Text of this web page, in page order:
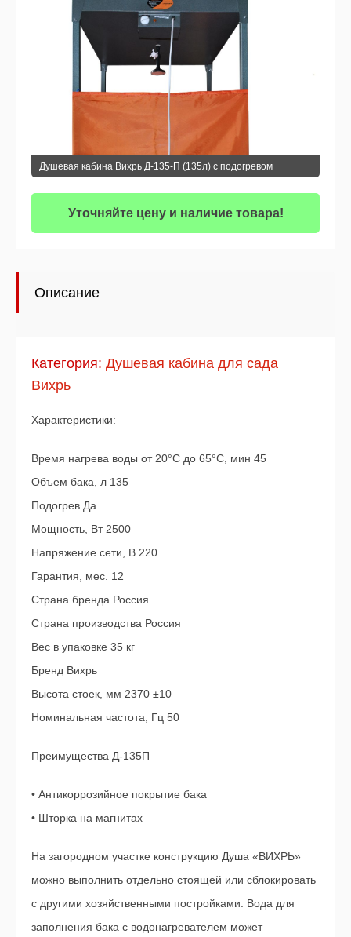
Душевая кабина Вихрь Д-135-П (135л) с подогревом
Уточняйте цену и наличие товара!
Описание
Категория: Душевая кабина для сада
Вихрь
Характеристики:
Время нагрева воды от 20°C до 65°C, мин 45
Объем бака, л 135
Подогрев Да
Мощность, Вт 2500
Напряжение сети, В 220
Гарантия, мес. 12
Страна бренда Россия
Страна производства Россия
Вес в упаковке 35 кг
Бренд Вихрь
Высота стоек, мм 2370 ±10
Номинальная частота, Гц 50
Преимущества Д-135П
• Антикоррозийное покрытие бака
• Шторка на магнитах
На загородном участке конструкцию Душа «ВИХРЬ»
можно выполнить отдельно стоящей или сблокировать
с другими хозяйственными постройками. Вода для
заполнения бака с водонагревателем может